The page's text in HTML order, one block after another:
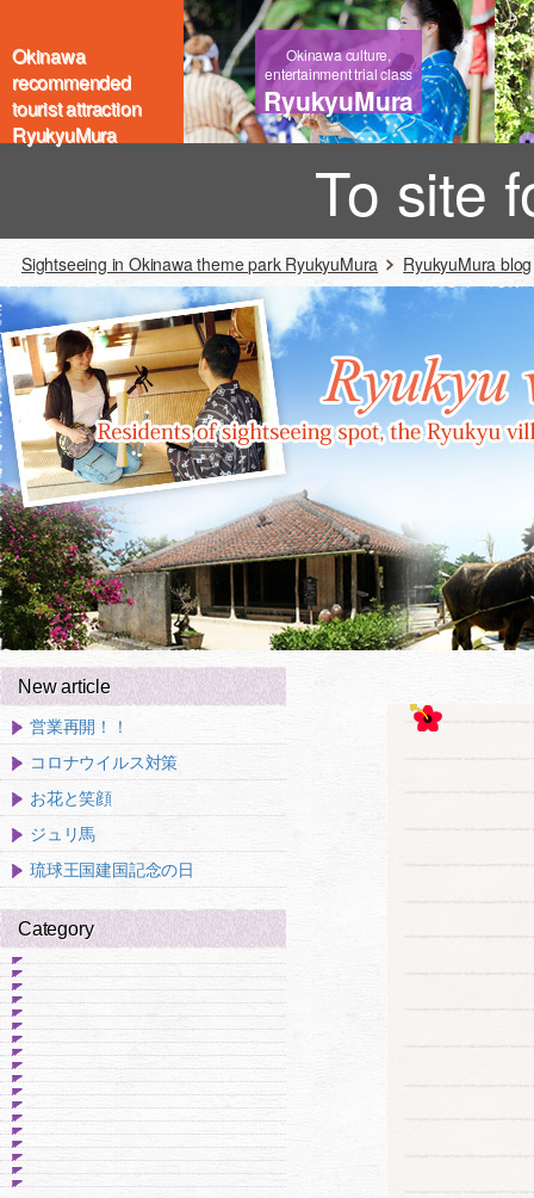
Okinawa
recommended
tourist attraction
RyukyuMura
Okinawa culture,
entertainment trial class
RyukyuMura
To site
Sightseeing in Okinawa theme park RyukyuMura RyukyuMura blog
New article
営業再開！！
コロナウイルス対策
お花と笑顔
ジュリ馬
琉球王国建国記念の日
Category